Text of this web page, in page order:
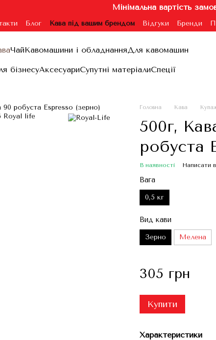
Мінімальна вартість
Блог Кава під вашим брендом Відгуки Бренди
Договір публічної оферти
ЧайКавомашини і обладнанняДля кавомашин
бізнесуАксесуариСупутні матеріалиСпеції
Головна Кава
500г,
робуста
В наявності Написати
Вага
0,5 кг
Вид кави
Зерно Мелена
305 грн
Купити
Характеристики